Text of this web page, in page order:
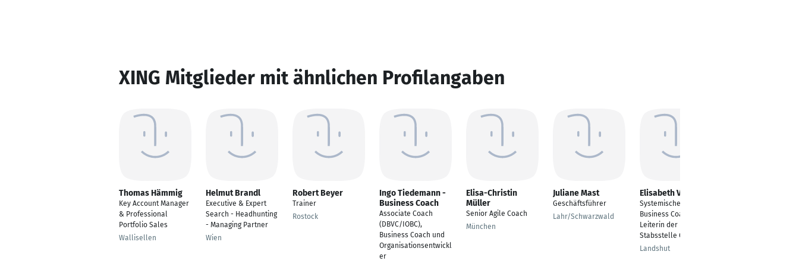
XING Mitglieder mit ähnlichen Profilangaben
Thomas Hämmig
Key Account Manager
& Professional
Portfolio Sales
Wallisellen
Helmut Brandl
Executive & Expert
Search - Headhunting
- Managing Partner
Wien
Robert Beyer
Trainer
Rostock
Ingo Tiedemann -
Business Coach
Associate Coach
(DBVC/IOBC),
Business Coach und
Organisationsentwickl
er
Elisa-Christin
Müller
Senior Agile Coach
München
Juliane Mast
Geschäftsführer
Lahr/Schwarzwald
Elisabeth Velten
Systemischer
Business Coach,
Leiterin der
Stabsstelle Coaching
Landshut